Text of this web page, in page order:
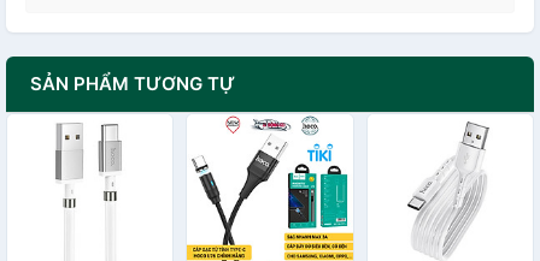
SẢN PHẨM TƯƠNG TỰ